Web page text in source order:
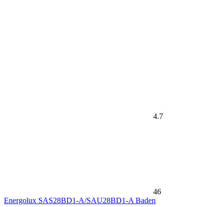
4.7
46
Energolux SAS28BD1-A/SAU28BD1-A Baden